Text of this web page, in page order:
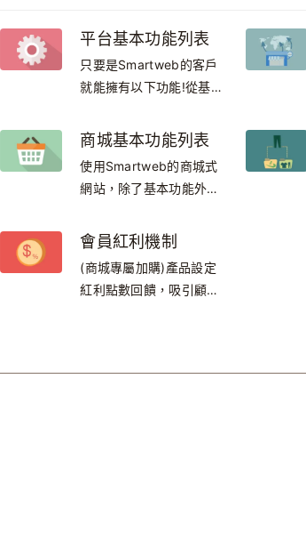
平台基本功能列表
只要是Smartweb的客戶
就能擁有以下功能!從基本
鍵字設定、還有讓您的網
利用所見即所得的編輯器
自己輕鬆編輯內容!
商城基本功能列表
使用Smartweb的商城式
網站，除了基本功能外還
優惠券、商品標籤等等，
灰吹之力，，網路開店超
簡單...
會員紅利機制
(商城專屬加購)產品設定
紅利點數回饋，吸引顧客